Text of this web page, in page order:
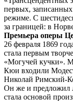
первых,
режиме. С
за границей: в
Премьера оперы
26 февраля 1869
стала первым
«Могучей кучки».
Кюи входили
Николай Римский-
Он же и предложил
стала основой